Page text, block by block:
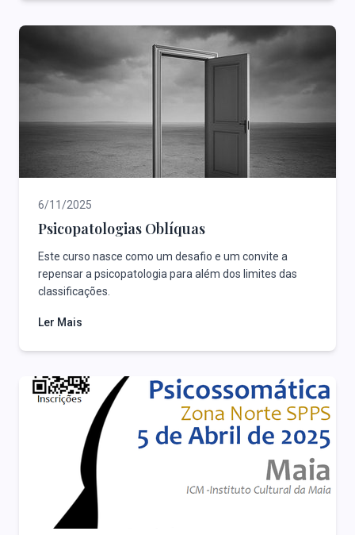
6/11/2025
Psicopatologias Oblíquas
Este curso nasce como um desafio e um convite a
repensar a psicopatologia para além dos limites das
classificações.
Ler Mais